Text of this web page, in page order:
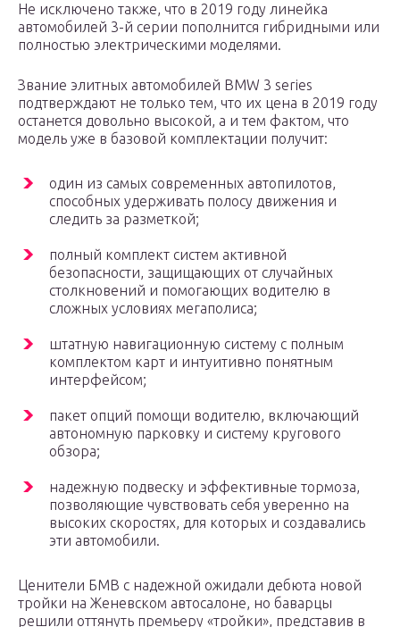
Не исключено также, что в 2019 году линейка
автомобилей 3-й серии пополнится гибридными или
полностью электрическими моделями.
Звание элитных автомобилей BMW 3 series
подтверждают не только тем, что их цена в 2019 году
останется довольно высокой, а и тем фактом, что
модель уже в базовой комплектации получит:
один из самых современных автопилотов,
способных удерживать полосу движения и
следить за разметкой;
полный комплект систем активной
безопасности, защищающих от случайных
столкновений и помогающих водителю в
сложных условиях мегаполиса;
штатную навигационную систему с полным
комплектом карт и интуитивно понятным
интерфейсом;
пакет опций помощи водителю, включающий
автономную парковку и систему кругового
обзора;
надежную подвеску и эффективные тормоза,
позволяющие чувствовать себя уверенно на
высоких скоростях, для которых и создавались
эти автомобили.
Ценители БМВ с надежной ожидали дебюта новой
тройки на Женевском автосалоне, но баварцы
решили оттянуть премьеру «тройки», представив в